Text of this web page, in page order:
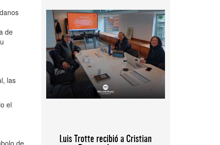
de
las
el
de
Luis Trotte recibió a Cristian